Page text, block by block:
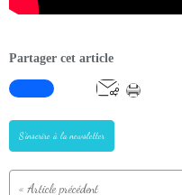
Partager cet article
S'inscrire à la newsletter